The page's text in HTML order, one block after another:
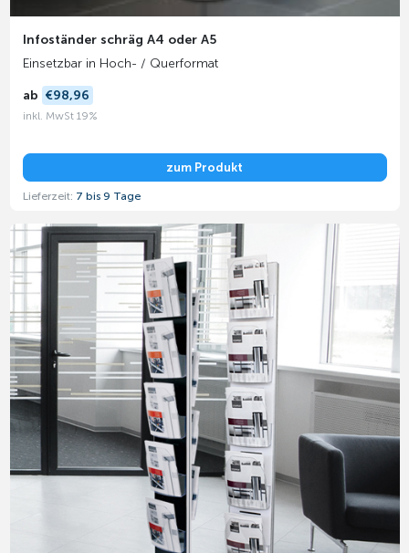
Infoständer schräg A4 oder A5
Einsetzbar in Hoch- / Querformat
ab €98,96
inkl. MwSt 19%
zum Produkt
Lieferzeit: 7 bis 9 Tage